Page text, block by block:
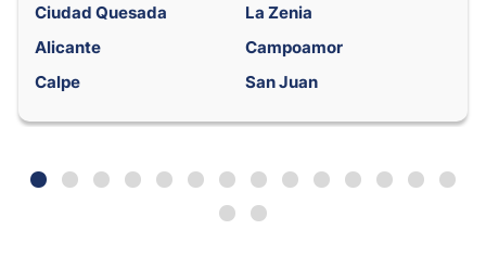
Ciudad Quesada
La Zenia
Alicante
Campoamor
Calpe
San Juan